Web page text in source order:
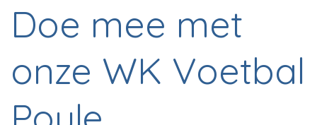
Doe mee met
onze WK Voetbal